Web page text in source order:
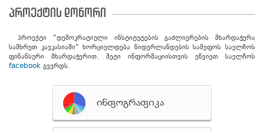
პროექტის დონორი
პროექტი "დემოკრატიული ინსტიტუტების გაძლიერების მხარდაჭერა
სამხრეთ კავკასიაში" ხორციელდება ნიდერლანდების სამეფოს საელჩოს
ფინანსური მხარდაჭერით. მეტი ინფორმაციისთვის ეწვიეთ საელჩოს
facebook გვერდს.